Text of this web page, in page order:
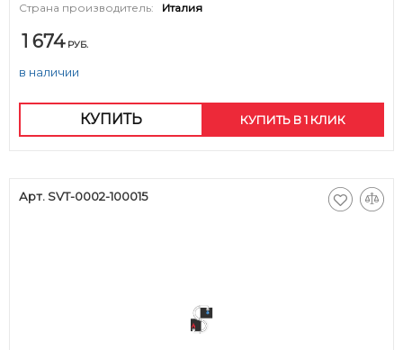
Страна производитель:
Италия
1 674 РУБ.
в наличии
КУПИТЬ КУПИТЬ В 1 КЛИК
Арт. SVT-0002-100015